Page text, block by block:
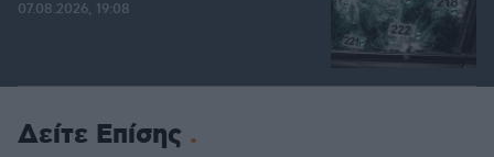
07.08.2026, 19:08
Δείτε Επίσης